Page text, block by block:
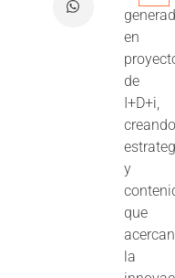
en
de
I+D+i,
y
que
acercan
la